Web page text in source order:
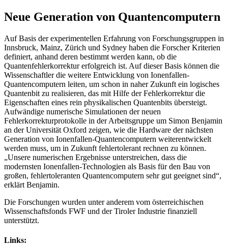
Neue Generation von Quantencomputern
Auf Basis der experimentellen Erfahrung von Forschungsgruppen in
Innsbruck, Mainz, Zürich und Sydney haben die Forscher Kriterien
definiert, anhand deren bestimmt werden kann, ob die
Quantenfehlerkorrektur erfolgreich ist. Auf dieser Basis können die
Wissenschaftler die weitere Entwicklung von Ionenfallen-
Quantencomputern leiten, um schon in naher Zukunft ein logisches
Quantenbit zu realisieren, das mit Hilfe der Fehlerkorrektur die
Eigenschaften eines rein physikalischen Quantenbits übersteigt.
Aufwändige numerische Simulationen der neuen
Fehlerkorrekturprotokolle in der Arbeitsgruppe um Simon Benjamin
an der Universität Oxford zeigen, wie die Hardware der nächsten
Generation von Ionenfallen-Quantencomputern weiterentwickelt
werden muss, um in Zukunft fehlertolerant rechnen zu können.
„Unsere numerischen Ergebnisse unterstreichen, dass die
modernsten Ionenfallen-Technologien als Basis für den Bau von
großen, fehlertoleranten Quantencomputern sehr gut geeignet sind“,
erklärt Benjamin.
Die Forschungen wurden unter anderem vom österreichischen
Wissenschaftsfonds FWF und der Tiroler Industrie finanziell
unterstützt.
Links: